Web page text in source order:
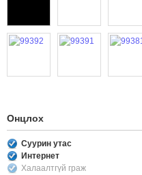
Онцлох
Суурин утас
Интернет
Халаалтгүй граж